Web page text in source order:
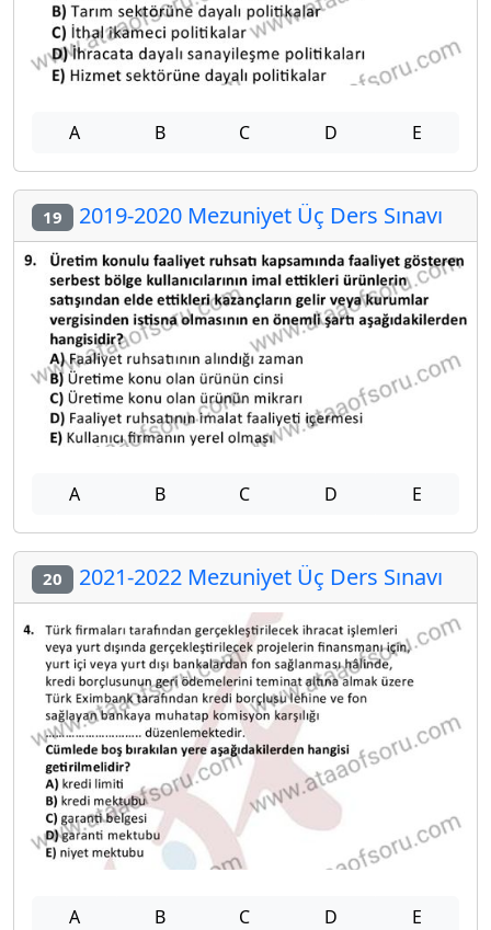
A B C D E
19 2019-2020 Mezuniyet Üç Ders Sınavı
A B C D E
20 2021-2022 Mezuniyet Üç Ders Sınavı
A B C D E